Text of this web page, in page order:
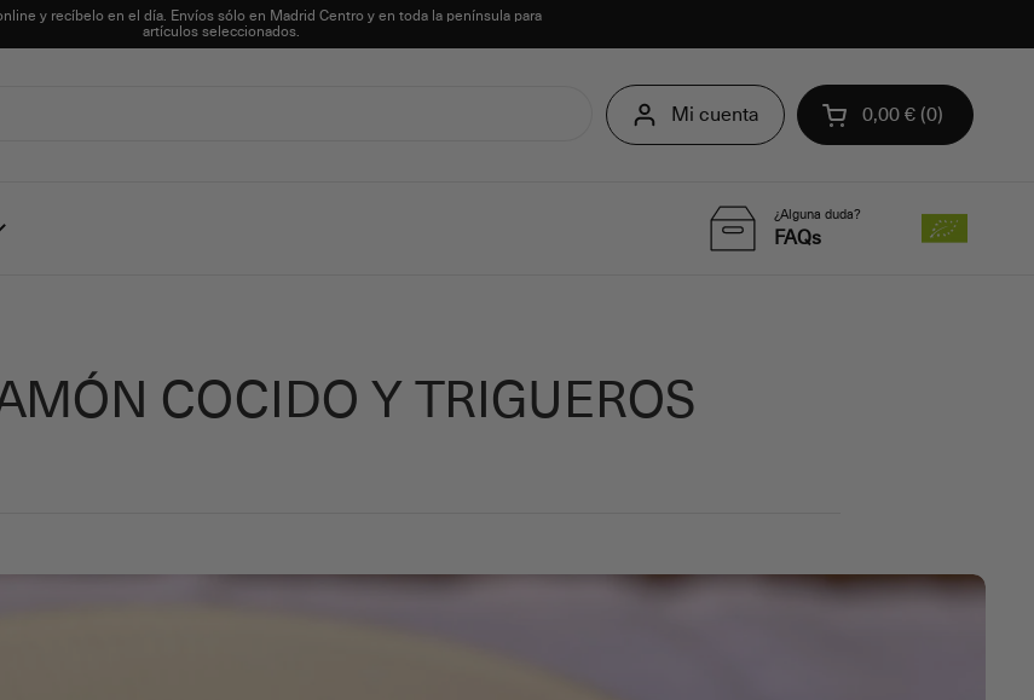
y recíbelo en el día. Envíos sólo en Madrid Centro y en toda la península para
artículos seleccionados.
Mi cuenta Abrir carrito
0,00 € 0
¿Alguna duda?
FAQs
COCIDO Y TRIGUEROS